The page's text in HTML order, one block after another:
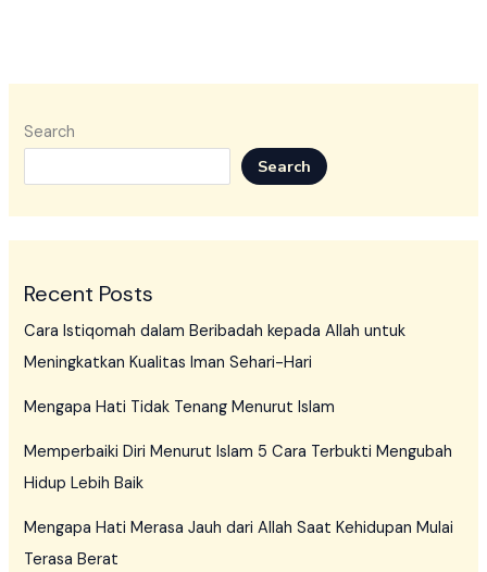
Search
Search
Recent Posts
Cara Istiqomah dalam Beribadah kepada Allah untuk
Meningkatkan Kualitas Iman Sehari-Hari
Mengapa Hati Tidak Tenang Menurut Islam
Memperbaiki Diri Menurut Islam 5 Cara Terbukti Mengubah
Hidup Lebih Baik
Mengapa Hati Merasa Jauh dari Allah Saat Kehidupan Mulai
Terasa Berat